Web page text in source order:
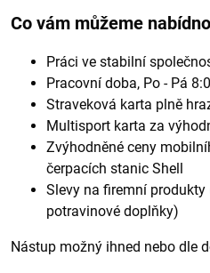
Co vám můžeme
Práci ve stabilní
Pracovní doba, Po - Pá
Straveková karta plně
Multisport karta za
Zvýhodněné ceny
čerpacích stanic Shell
Slevy na firemní
potravinové doplňky)
Nástup možný ihned nebo dle